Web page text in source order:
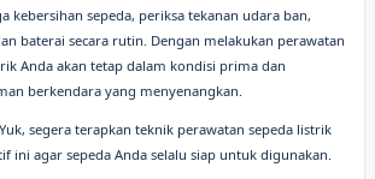
kebersihan sepeda, periksa tekanan udara ban,
baterai secara rutin. Dengan melakukan perawatan
Anda akan tetap dalam kondisi prima dan
berkendara yang menyenangkan.
segera terapkan teknik perawatan sepeda listrik
ini agar sepeda Anda selalu siap untuk digunakan.